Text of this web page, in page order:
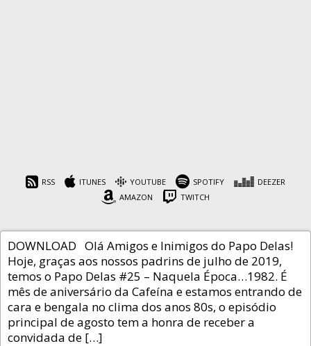
RSS ITUNES YOUTUBE SPOTIFY
DEEZER
AMAZON
TWITCH
Época… 1982
8 de agosto de 2019
DOWNLOAD Olá Amigos e Inimigos do Papo Delas!
Hoje, graças aos nossos padrins de julho de 2019,
temos o Papo Delas #25 – Naquela Época…1982. É
mês de aniversário da Cafeína e estamos entrando de
cara e bengala no clima dos anos 80s, o episódio
principal de agosto tem a honra de receber a
convidada de […]